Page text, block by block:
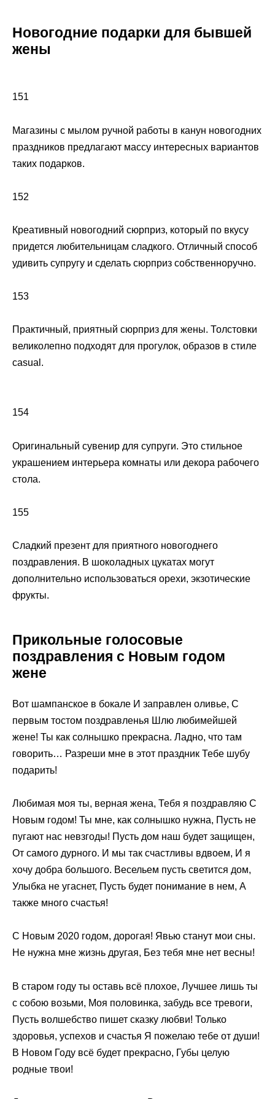
Новогодние подарки для бывшей
жены
151
Магазины с мылом ручной работы в канун новогодних
праздников предлагают массу интересных вариантов
таких подарков.
152
Креативный новогодний сюрприз, который по вкусу
придется любительницам сладкого. Отличный способ
удивить супругу и сделать сюрприз собственноручно.
153
Практичный, приятный сюрприз для жены. Толстовки
великолепно подходят для прогулок, образов в стиле
casual.
154
Оригинальный сувенир для супруги. Это стильное
украшением интерьера комнаты или декора рабочего
стола.
155
Сладкий презент для приятного новогоднего
поздравления. В шоколадных цукатах могут
дополнительно использоваться орехи, экзотические
фрукты.
Прикольные голосовые
поздравления с Новым годом
жене
Вот шампанское в бокале И заправлен оливье, С
первым тостом поздравленья Шлю любимейшей
жене! Ты как солнышко прекрасна. Ладно, что там
говорить… Разреши мне в этот праздник Тебе шубу
подарить!
Любимая моя ты, верная жена, Тебя я поздравляю С
Новым годом! Ты мне, как солнышко нужна, Пусть не
пугают нас невзгоды! Пусть дом наш будет защищен,
От самого дурного. И мы так счастливы вдвоем, И я
хочу добра большого. Весельем пусть светится дом,
Улыбка не угаснет, Пусть будет понимание в нем, А
также много счастья!
С Новым 2020 годом, дорогая! Явью станут мои сны.
Не нужна мне жизнь другая, Без тебя мне нет весны!
В старом году ты оставь всё плохое, Лучшее лишь ты
с собою возьми, Моя половинка, забудь все тревоги,
Пусть волшебство пишет сказку любви! Только
здоровья, успехов и счастья Я пожелаю тебе от души!
В Новом Году всё будет прекрасно, Губы целую
родные твои!